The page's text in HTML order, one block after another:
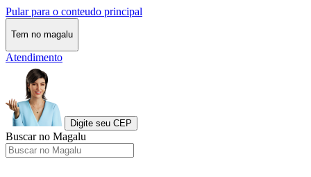
Pular para o conteudo principal
Tem no magalu
Atendimento
Digite seu CEP
Buscar no Magalu